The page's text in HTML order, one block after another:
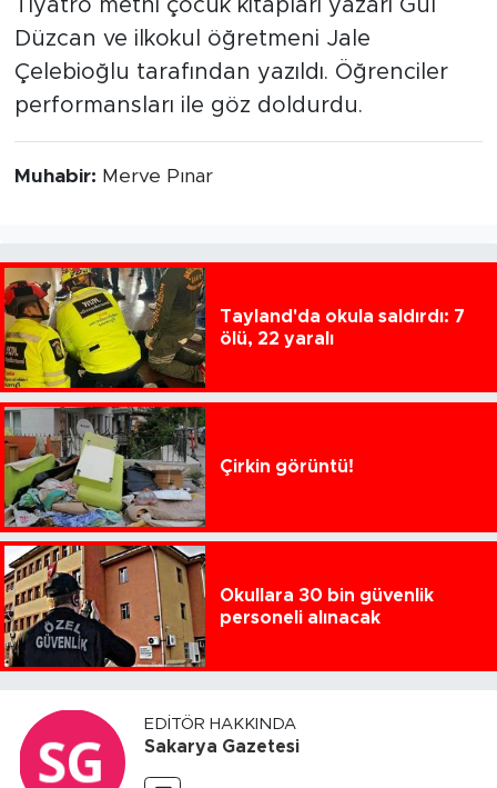
Tiyatro metni çocuk kitapları yazarı Gül
Düzcan ve ilkokul öğretmeni Jale
Çelebioğlu tarafından yazıldı. Öğrenciler
performansları ile göz doldurdu.
Muhabir: Merve Pınar
Tayland'da okula saldırdı: 7
ölü, 22 yaralı
Çirkin görüntü!
Okullara 30 bin güvenlik
personeli alınacak
EDITÖR HAKKINDA
Sakarya Gazetesi